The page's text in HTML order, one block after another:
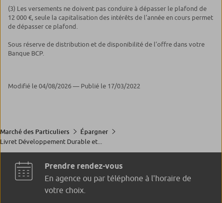
(3) Les versements ne doivent pas conduire à dépasser le plafond de
12 000 €, seule la capitalisation des intérêts de l’année en cours permet
de dépasser ce plafond.
Sous réserve de distribution et de disponibilité de l’offre dans votre
Banque BCP.
Modifié le 04/08/2026 — Publié le 17/03/2022
Marché des Particuliers
Épargner
Livret Développement Durable et...
Prendre rendez-vous
En agence ou par téléphone à l'horaire de
votre choix.